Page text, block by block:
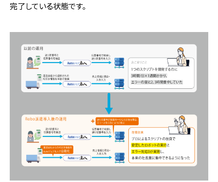
完了している状態です。